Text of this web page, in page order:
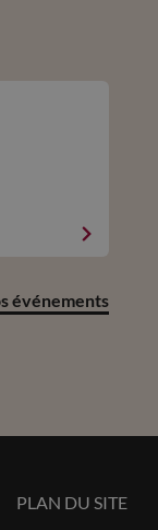
événements
PLAN DU SITE